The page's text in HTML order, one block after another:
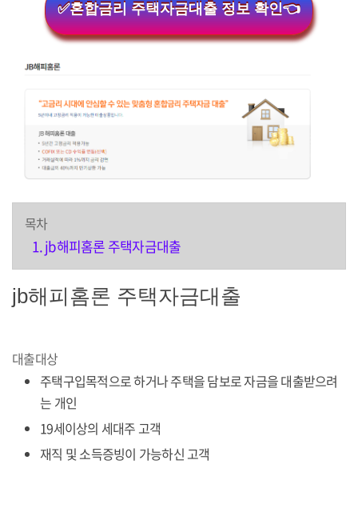
✅혼합금리 주택자금대출 정보 확인👈
목차
jb해피홈론 주택자금대출
jb해피홈론 주택자금대출
대출대상
주택구입목적으로 하거나 주택을 담보로 자금을 대출받으려
는 개인
19세이상의 세대주 고객
재직 및 소득증빙이 가능하신 고객